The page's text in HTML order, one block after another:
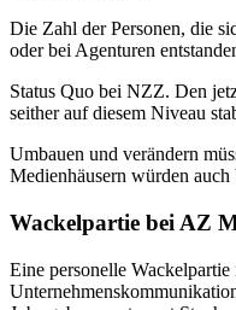
Die Zahl der Personen, die
oder bei Agenturen
Status Quo bei NZZ. Den
seither auf diesem Niveau
Umbauen und verändern
Medienhäusern würden
Wackelpartie bei AZ
Eine personelle